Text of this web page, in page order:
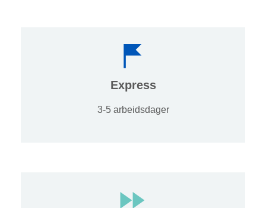
Express
3-5 arbeidsdager